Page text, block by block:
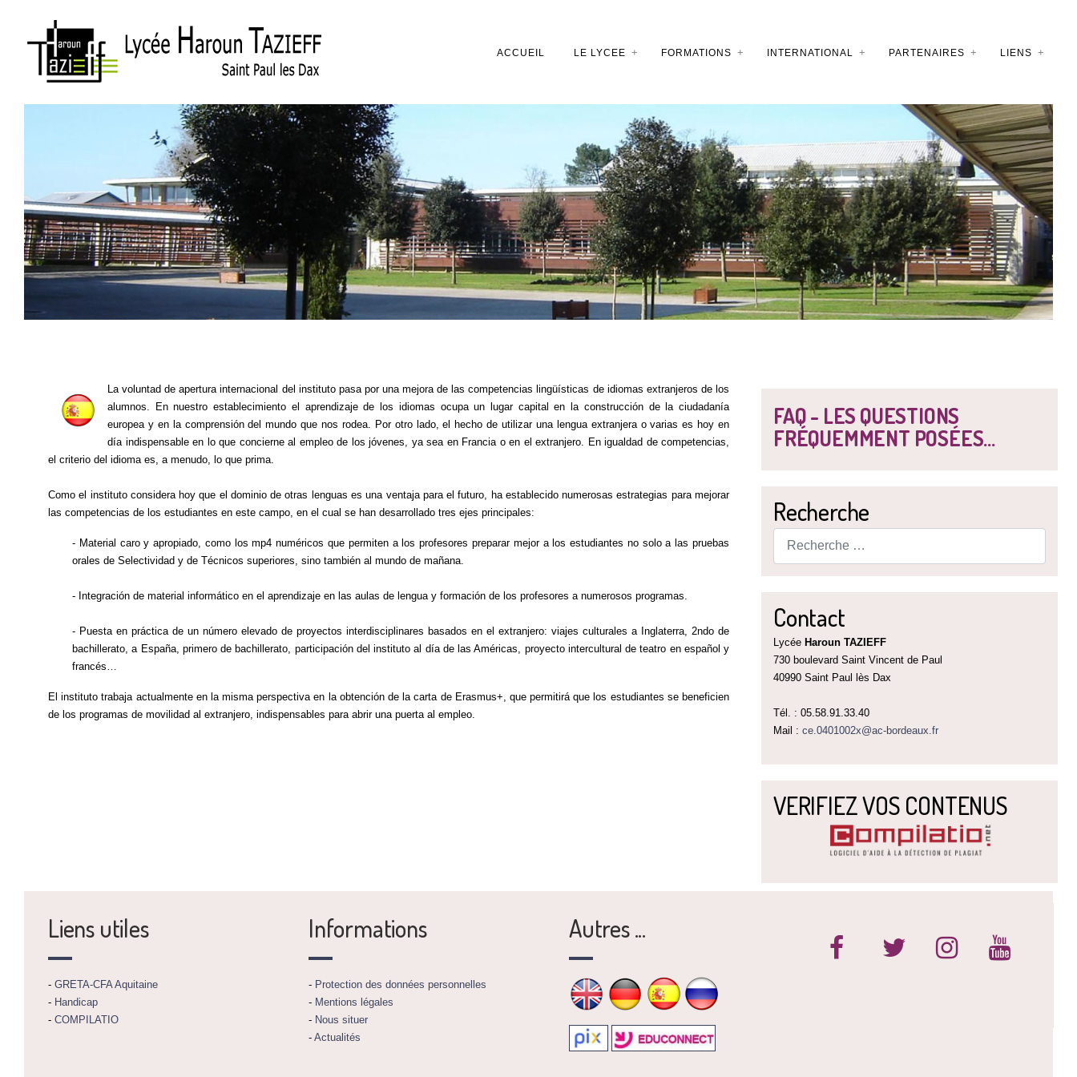
ACCUEIL LE LYCEE FORMATIONS INTERNATIONAL PARTENAIRES LIENS
FAQ - LES QUESTIONS
FRÉQUEMMENT POSÉES...
Recherche
Contact
Lycée Haroun TAZIEFF
730 boulevard Saint Vincent de Paul
40990 Saint Paul lès Dax
Tél. : 05.58.91.33.40
Mail : ce.0401002x@ac-bordeaux.fr
VERIFIEZ VOS CONTENUS
La voluntad de apertura internacional del instituto pasa por una mejora de las competencias lingüísticas de idiomas extranjeros de los
alumnos. En nuestro establecimiento el aprendizaje de los idiomas ocupa un lugar capital en la construcción de la ciudadanía
europea y en la comprensión del mundo que nos rodea. Por otro lado, el hecho de utilizar una lengua extranjera o varias es hoy en
día indispensable en lo que concierne al empleo de los jóvenes, ya sea en Francia o en el extranjero. En igualdad de competencias,
el criterio del idioma es, a menudo, lo que prima.
Como el instituto considera hoy que el dominio de otras lenguas es una ventaja para el futuro, ha establecido numerosas estrategias para mejorar
las competencias de los estudiantes en este campo, en el cual se han desarrollado tres ejes principales:
- Material caro y apropiado, como los mp4 numéricos que permiten a los profesores preparar mejor a los estudiantes no solo a las pruebas
orales de Selectividad y de Técnicos superiores, sino también al mundo de mañana.
- Integración de material informático en el aprendizaje en las aulas de lengua y formación de los profesores a numerosos programas.
- Puesta en práctica de un número elevado de proyectos interdisciplinares basados en el extranjero: viajes culturales a Inglaterra, 2ndo de
bachillerato, a España, primero de bachillerato, participación del instituto al día de las Américas, proyecto intercultural de teatro en español y
francés…
El instituto trabaja actualmente en la misma perspectiva en la obtención de la carta de Erasmus+, que permitirá que los estudiantes se beneficien
de los programas de movilidad al extranjero, indispensables para abrir una puerta al empleo.
Liens utiles
- GRETA-CFA Aquitaine
- Handicap
- COMPILATIO
Informations
- Protection des données personnelles
- Mentions légales
- Nous situer
- Actualités
Autres ...